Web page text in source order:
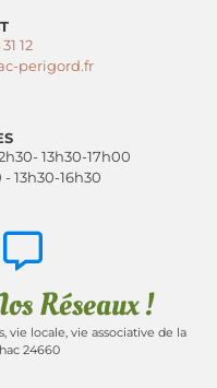
12
perigord.fr
13h30-17h00
13h30-16h30
Réseaux !
locale, vie associative de la
24660